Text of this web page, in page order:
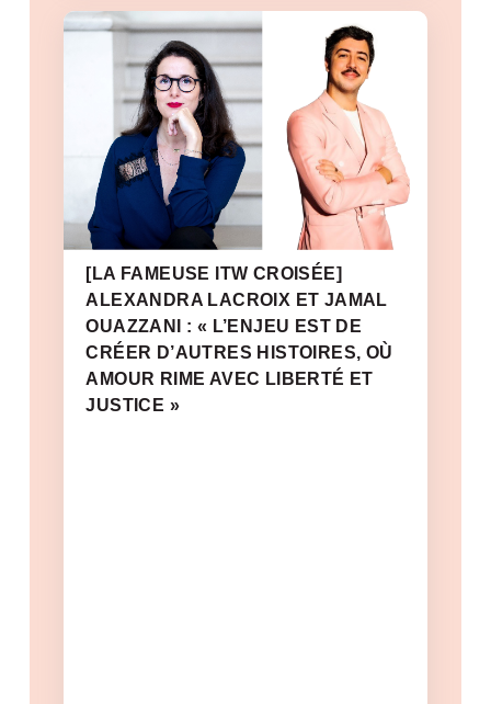
[LA FAMEUSE ITW CROISÉE]
ALEXANDRA LACROIX ET JAMAL
OUAZZANI : « L’ENJEU EST DE
CRÉER D’AUTRES HISTOIRES, OÙ
AMOUR RIME AVEC LIBERTÉ ET
JUSTICE »